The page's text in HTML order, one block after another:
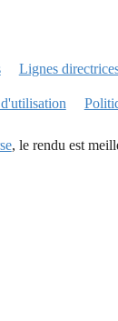
Lignes
, le rendu est